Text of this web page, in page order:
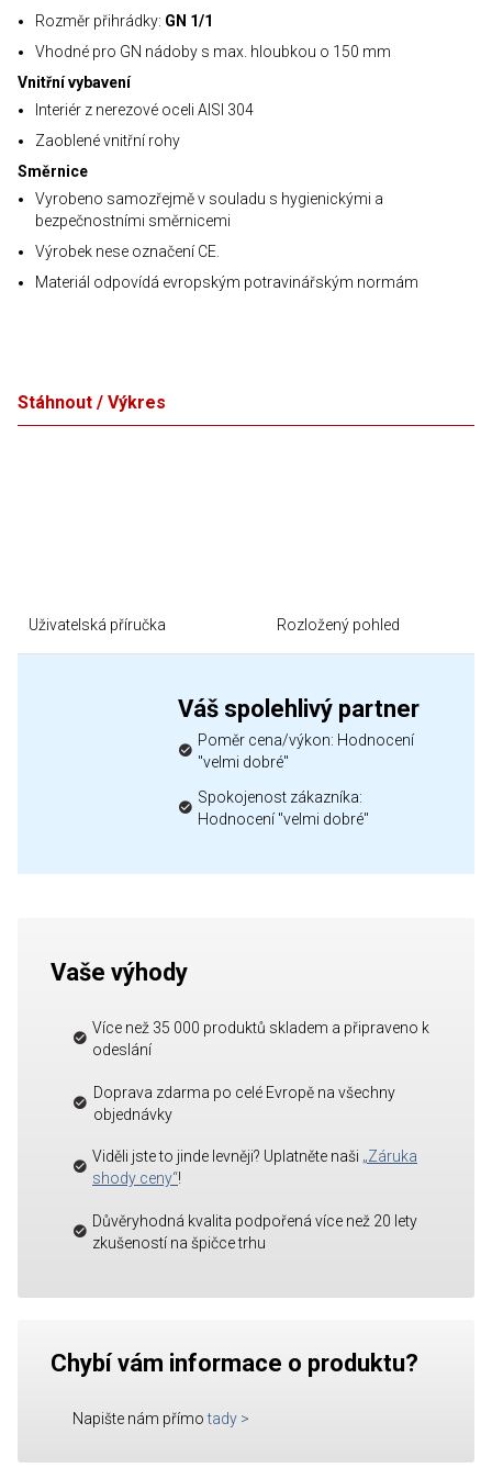
Rozměr přihrádky: GN 1/1
Vhodné pro GN nádoby s max. hloubkou o 150 mm
Vnitřní vybavení
Interiér z nerezové oceli AISI 304
Zaoblené vnitřní rohy
Směrnice
Vyrobeno samozřejmě v souladu s hygienickými a
bezpečnostními směrnicemi
Výrobek nese označení CE.
Materiál odpovídá evropským potravinářským normám
Stáhnout / Výkres
Uživatelská příručka Rozložený pohled
Váš spolehlivý partner
Poměr cena/výkon: Hodnocení
"velmi dobré"
Spokojenost zákazníka:
Hodnocení "velmi dobré"
Vaše výhody
Více než 35 000 produktů skladem a připraveno k
odeslání
Doprava zdarma po celé Evropě na všechny
objednávky
Viděli jste to jinde levněji? Uplatněte naši „Záruka
shody ceny“!
Důvěryhodná kvalita podpořená více než 20 lety
zkušeností na špičce trhu
Chybí vám informace o produktu?
Napište nám přímo tady >